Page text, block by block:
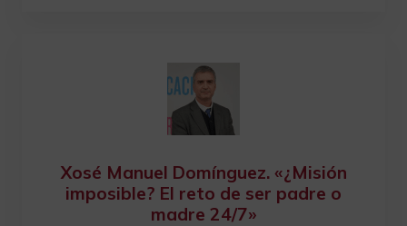
Xosé Manuel Domínguez. «¿Misión
imposible? El reto de ser padre o
madre 24/7»